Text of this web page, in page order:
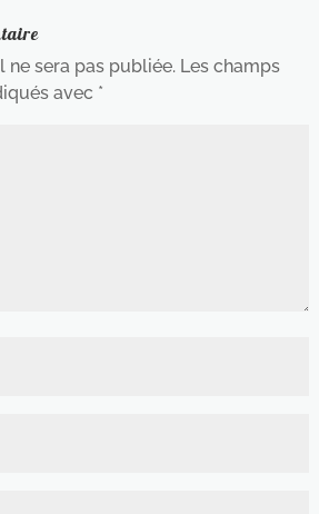
ne sera pas publiée. Les champs
avec *